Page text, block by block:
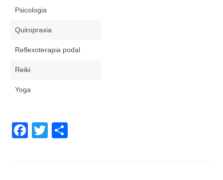
Psicologia
Quiropraxia
Reflexoterapia podal
Reiki
Yoga
Facebook
Twitter